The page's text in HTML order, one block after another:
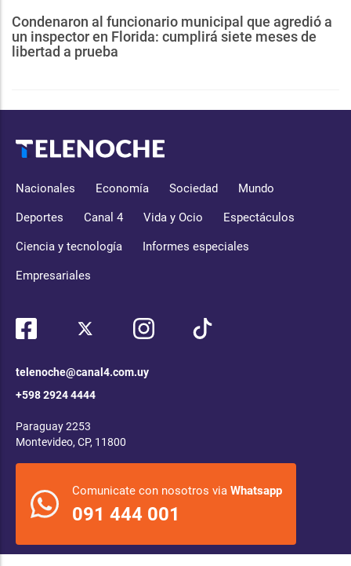
Condenaron al funcionario municipal que agredió a
un inspector en Florida: cumplirá siete meses de
libertad a prueba
Nacionales Economía Sociedad Mundo
Deportes Canal 4 Vida y Ocio Espectáculos
Ciencia y tecnología Informes especiales
Empresariales
telenoche@canal4.com.uy
+598 2924 4444
Paraguay 2253
Montevideo, CP, 11800
Comunicate con nosotros via Whatsapp
091 444 001